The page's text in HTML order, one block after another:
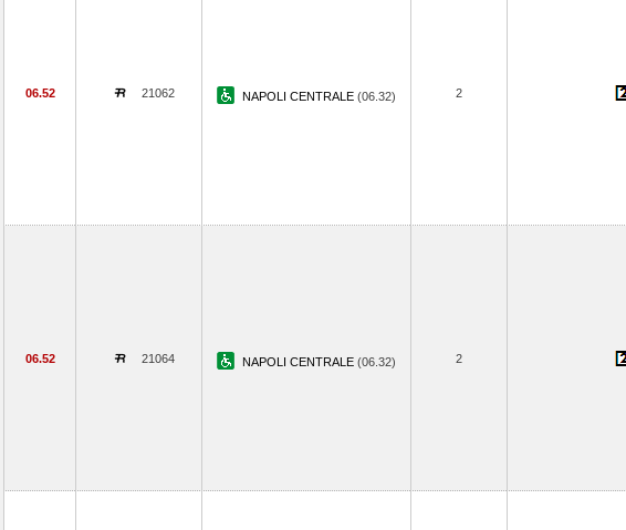
06.52 21062 NAPOLI CENTRALE (06.32) 2
06.52 21064 NAPOLI CENTRALE (06.32) 2